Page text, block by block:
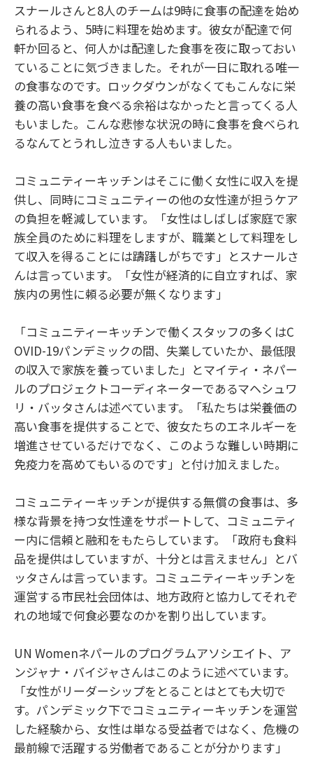
スナールさんと8人のチームは9時に食事の配達を始め
られるよう、5時に料理を始めます。彼女が配達で何
軒か回ると、何人かは配達した食事を夜に取っておい
ていることに気づきました。それが一日に取れる唯一
の食事なのです。ロックダウンがなくてもこんなに栄
養の高い食事を食べる余裕はなかったと言ってくる人
もいました。こんな悲惨な状況の時に食事を食べられ
るなんてとうれし泣きする人もいました。
コミュニティーキッチンはそこに働く女性に収入を提
供し、同時にコミュニティーの他の女性達が担うケア
の負担を軽減しています。「女性はしばしば家庭で家
族全員のために料理をしますが、職業として料理をし
て収入を得ることには躊躇しがちです」とスナールさ
んは言っています。「女性が経済的に自立すれば、家
族内の男性に頼る必要が無くなります」
「コミュニティーキッチンで働くスタッフの多くはC
OVID-19パンデミックの間、失業していたか、最低限
の収入で家族を養っていました」とマイティ・ネパー
ルのプロジェクトコーディネーターであるマヘシュワ
リ・バッタさんは述べています。「私たちは栄養価の
高い食事を提供することで、彼女たちのエネルギーを
増進させているだけでなく、このような難しい時期に
免疫力を高めてもいるのです」と付け加えました。
コミュニティーキッチンが提供する無償の食事は、多
様な背景を持つ女性達をサポートして、コミュニティ
ー内に信頼と融和をもたらしています。「政府も食料
品を提供はしていますが、十分とは言えません」とバ
ッタさんは言っています。コミュニティーキッチンを
運営する市民社会団体は、地方政府と協力してそれぞ
れの地域で何食必要なのかを割り出しています。
UN Womenネパールのプログラムアソシエイト、ア
ンジャナ・バイジャさんはこのように述べています。
「女性がリーダーシップをとることはとても大切で
す。パンデミック下でコミュニティーキッチンを運営
した経験から、女性は単なる受益者ではなく、危機の
最前線で活躍する労働者であることが分かります」